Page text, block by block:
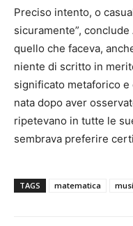
Preciso intento, o
sicuramente”,
quello che faceva,
niente di scritto in
significato metaforico
nata dopo aver
ripetevano in tutte le
sembrava preferire
TAGS matematica